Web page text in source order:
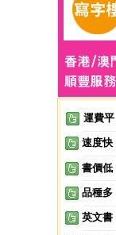
運費平
速度快
書價低
品種多
英文書